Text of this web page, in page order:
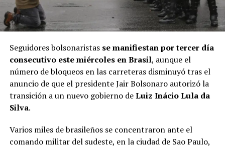
Seguidores bolsonaristas se manifiestan por tercer día
consecutivo este miércoles en Brasil, aunque el
número de bloqueos en las carreteras disminuyó tras el
anuncio de que el presidente Jair Bolsonaro autorizó la
transición a un nuevo gobierno deLuiz Inácio Lula da
Silva.
Varios miles de brasileños se concentraron ante el
comando militar del sudeste, en la ciudad de Sao Paulo,